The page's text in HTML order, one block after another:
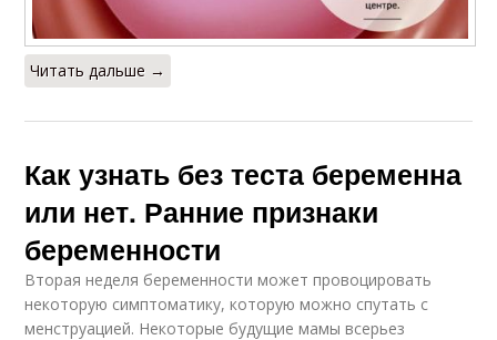
Читать дальше →
Как узнать без теста беременна
или нет. Ранние признаки
беременности
Вторая неделя беременности может провоцировать
некоторую симптоматику, которую можно спутать с
менструацией. Некоторые будущие мамы всерьез